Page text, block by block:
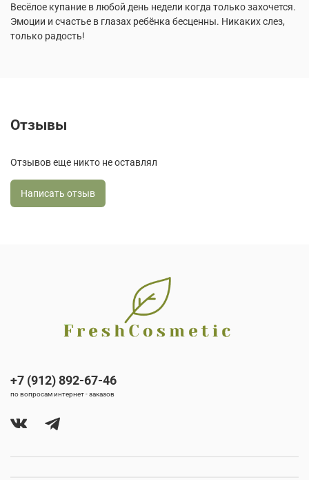
Весёлое купание в любой день недели когда только захочется.
Эмоции и счастье в глазах ребёнка бесценны. Никаких слез,
только радость!
Отзывы
Отзывов еще никто не оставлял
Написать отзыв
+7 (912) 892-67-46
по вопросам интернет - заказов